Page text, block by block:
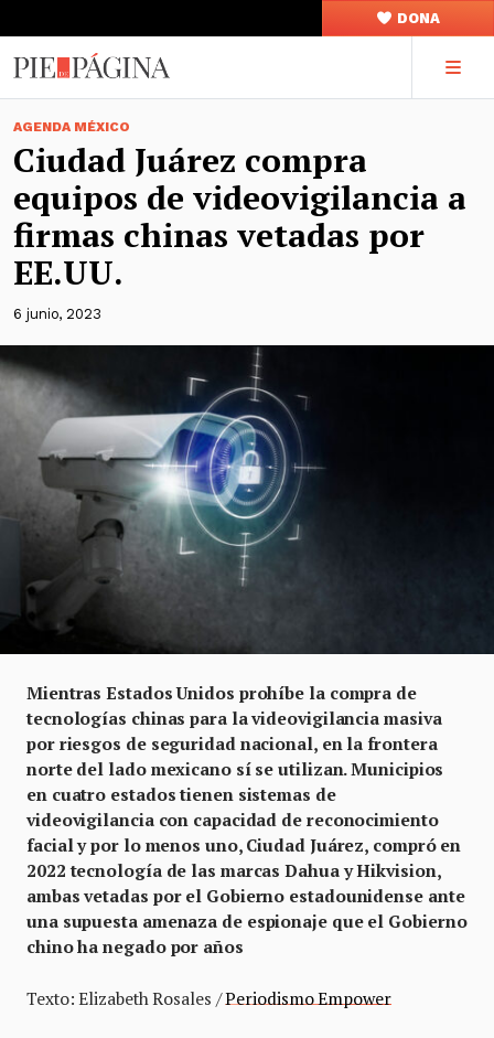
DONA
AGENDA MÉXICO
Ciudad Juárez compra
equipos de videovigilancia a
firmas chinas vetadas por
EE.UU.
6 junio, 2023
Mientras Estados Unidos prohíbe la compra de
tecnologías chinas para la videovigilancia masiva
por riesgos de seguridad nacional, en la frontera
norte del lado mexicano sí se utilizan. Municipios
en cuatro estados tienen sistemas de
videovigilancia con capacidad de reconocimiento
facial y por lo menos uno, Ciudad Juárez, compró en
2022 tecnología de las marcas Dahua y Hikvision,
ambas vetadas por el Gobierno estadounidense ante
una supuesta amenaza de espionaje que el Gobierno
chino ha negado por años
Texto: Elizabeth Rosales /Periodismo Empower